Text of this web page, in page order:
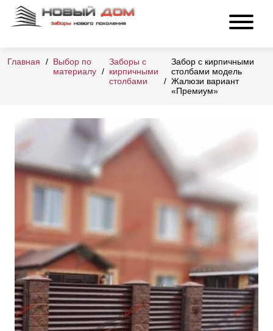
Главная
Выбор по
материалу
Заборы с
кирпичными
столбами
Забор с кирпичными
столбами модель
Жалюзи вариант
«Премиум»